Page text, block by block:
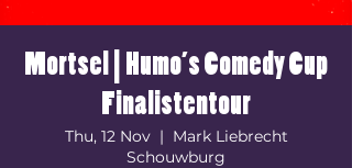
Mortsel | Humo’s Comedy Cup
Finalistentour
Thu, 12 Nov
  |
Mark Liebrecht
Schouwburg